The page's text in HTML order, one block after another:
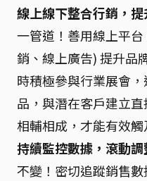
線上線下整合行銷，提
一管道！善用線上平
銷、線上廣告) 提升品
時積極參與行業展會
品，與潛在客戶建立
相輔相成，才能有效觸
持續監控數據，滾動調
不變！密切追蹤銷售